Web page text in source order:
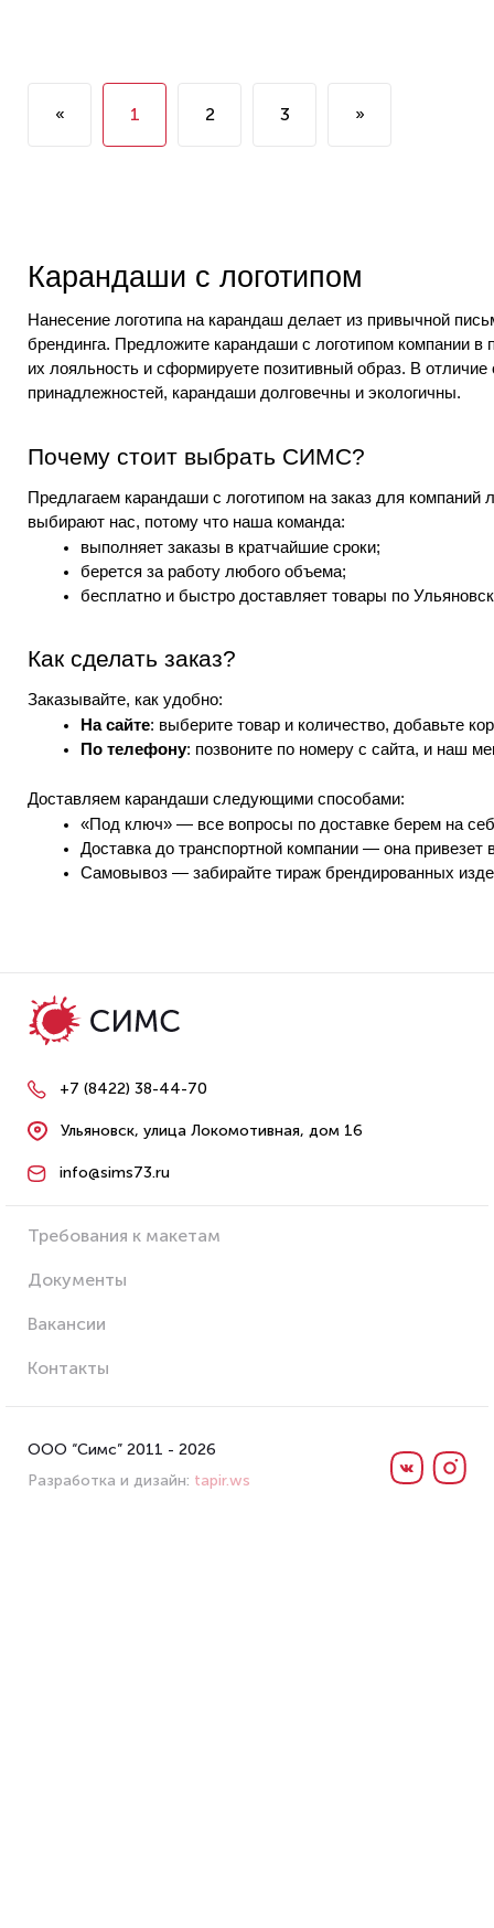
« 1 2 3 »
Карандаши с логотипом
Нанесение логотипа на карандаш делает из привычной
брендинга. Предложите карандаши с логотипом компании
их лояльность и сформируете позитивный образ. В отличие
принадлежностей, карандаши долговечны и экологичны.
Почему стоит выбрать СИМС?
Предлагаем карандаши с логотипом на заказ для
выбирают нас, потому что наша команда:
выполняет заказы в кратчайшие сроки;
берется за работу любого объема;
бесплатно и быстро доставляет товары по
Как сделать заказ?
Заказывайте, как удобно:
На сайте: выберите товар и количество, добавьте
По телефону: позвоните по номеру с сайта, и наш
Доставляем карандаши следующими способами:
«Под ключ» — все вопросы по доставке берем на
Доставка до транспортной компании — она привезет
Самовывоз — забирайте тираж брендированных
+7 (8422) 38-44-70
Ульяновск, улица Локомотивная, дом 16
info@sims73.ru
ООО “Симс” 2011 - 2026
Требования к макетам
Документы
Вакансии
Контакты
Разработка и дизайн: tapir.ws